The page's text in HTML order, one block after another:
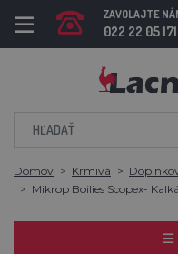
ZAVOLAJTE
022 22 05
Domov Krmivá
Mikrop Boilies Scopex-